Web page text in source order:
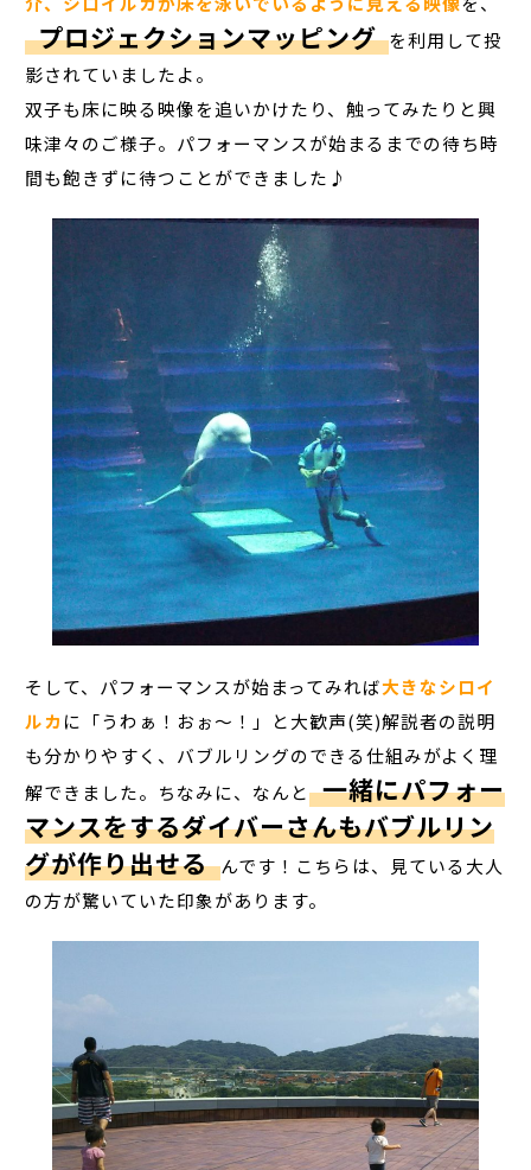
プロジェクションマッピング を利用して投
影されていましたよ。
双子も床に映る映像を追いかけたり、触ってみたりと興
味津々のご様子。パフォーマンスが始まるまでの待ち時
間も飽きずに待つことができました♪
そして、パフォーマンスが始まってみれば大きなシロイ
ルカ に「うわぁ！おぉ～！」と大歓声(笑)解説者の説明
も分かりやすく、バブルリングのできる仕組みがよく理
解できました。ちなみに、なんと 一緒にパフォー
マンスをするダイバーさんもバブルリン
グが作り出せる んです！こちらは、見ている大人
の方が驚いていた印象があります。